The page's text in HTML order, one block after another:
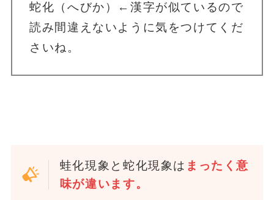
蛇化（へびか）←漢字が似ているので
読み間違えないように気をつけてくだ
さいね。
蛙化現象と蛇化現象は まったく意
味が違います。